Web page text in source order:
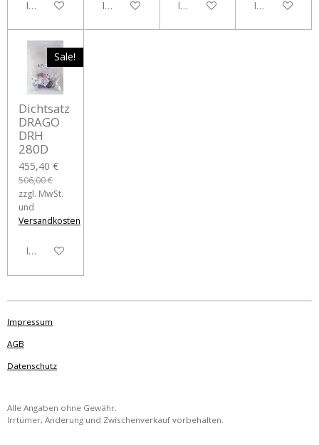
In den WarenkorbIn den WarenkorbIn den WarenkorbIn den
Sale!
Dichtsatz
DRAGO
DRH
280D
455,40 €
506,00 €
zzgl. MwSt.
und
Versandkosten
In den Warenkorb
Impressum
AGB
Datenschutz
Alle Angaben ohne Gewähr.
Irrtümer, Änderung und Zwischenverkauf vorbehalten.